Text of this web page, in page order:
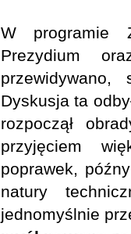
W programie
Prezydium
Dyskusja ta
rozpoczął
przyjęciem
poprawek,
natury
jednomyślnie